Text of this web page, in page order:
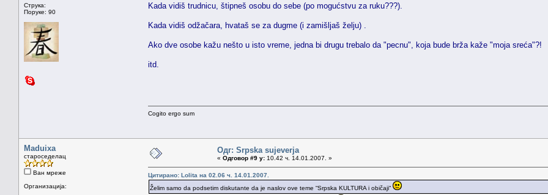
Струка:
Поруке: 90
Kada vidiš trudnicu, štipneš osobu do sebe (po mogućstvu za ruku???).
Kada vidiš odžačara, hvataš se za dugme (i zamišljaš želju) .
Ako dve osobe kažu nešto u isto vreme, jedna bi drugu trebalo da "pecnu", koja bude brža kaže "moja sreća"?!
itd.
Cogito ergo sum
Maduixa
староседелац
Ван мреже
Организација:
Одг: Srpska sujeverja
« Одговор #9 у: 10.42 ч. 14.01.2007. »
Цитирано: Lolita на 02.06 ч. 14.01.2007.
Želim samo da podsetim diskutante da je naslov ove teme “Srpska KULTURA i običaji“